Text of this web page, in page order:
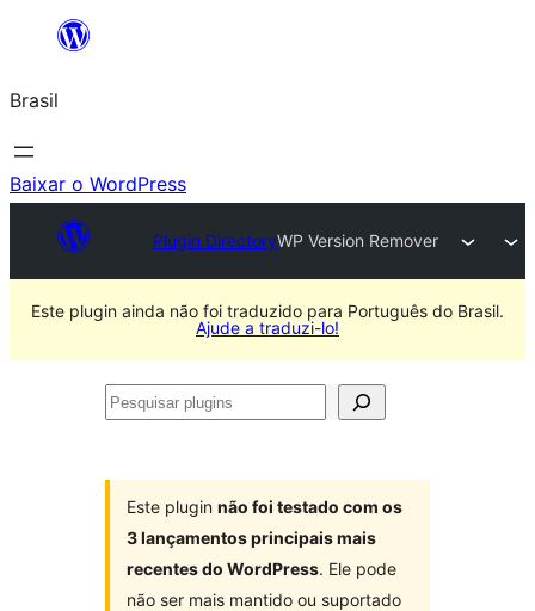
o
conteúdo
Brasil
Baixar o WordPress
Plugin DirectoryWP Version Remover
Este plugin ainda não foi traduzido para Português do Brasil.
Ajude a traduzi-lo!
Pesquisar
Este plugin não foi testado com os
3 lançamentos principais mais
recentes do WordPress. Ele pode
não ser mais mantido ou suportado